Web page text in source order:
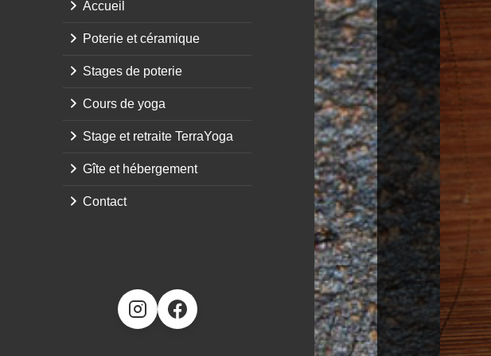
Accueil
Poterie et céramique
Stages de poterie
Cours de yoga
Stage et retraite TerraYoga
Gîte et hébergement
Contact